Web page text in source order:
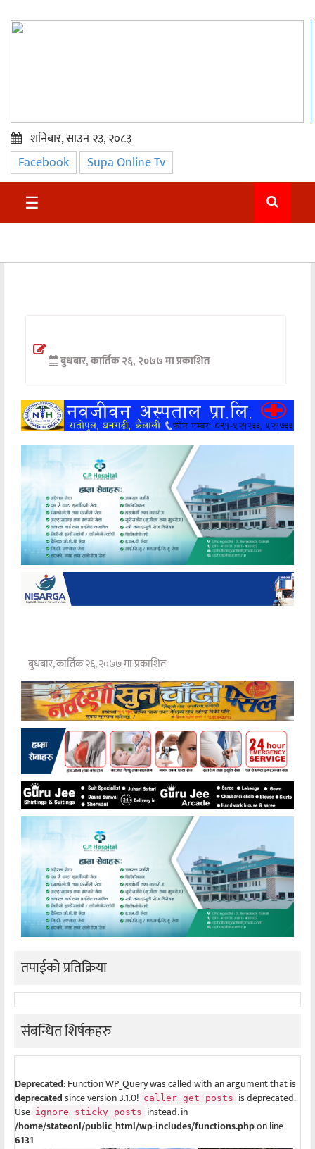
प्रमुख
समाचार
सुदुर
अन्तर्वार्ता
खेलकुद
मनोरञ्जन
अन्य
शनिबार, साउन २३, २०८३
Facebook Supa Online Tv
☰
बुधबार, कार्तिक २६, २०७७ मा प्रकाशित
बुधबार, कार्तिक २६, २०७७ मा प्रकाशित
तपाईको प्रतिक्रिया
संबन्धित शिर्षकहरु
Deprecated: Function WP_Query was called with an argument that is
deprecatedsince version 3.1.0! caller_get_posts is deprecated.
Use ignore_sticky_posts instead. in
/home/stateonl/public_html/wp-includes/functions.phpon line
6131